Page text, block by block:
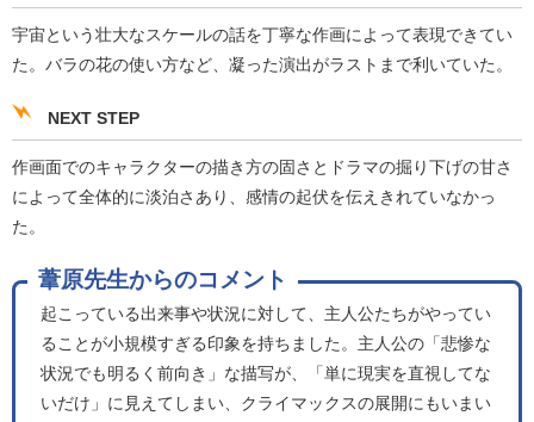
宇宙という壮大なスケールの話を丁寧な作画によって表現できてい
た。バラの花の使い方など、凝った演出がラストまで利いていた。
NEXT STEP
作画面でのキャラクターの描き方の固さとドラマの掘り下げの甘さ
によって全体的に淡泊さあり、感情の起伏を伝えきれていなかっ
た。
葦原先生からのコメント
起こっている出来事や状況に対して、主人公たちがやってい
ることが小規模すぎる印象を持ちました。主人公の「悲惨な
状況でも明るく前向き」な描写が、「単に現実を直視してな
いだけ」に見えてしまい、クライマックスの展開にもいまい